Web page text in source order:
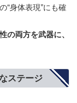
“身体表現”にも確
の両方を武器に、
ステージ